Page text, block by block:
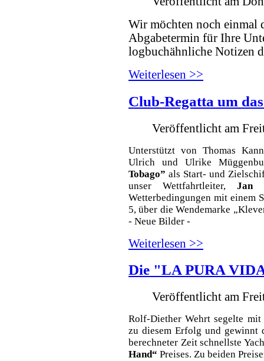
Wir möchten noch einmal
Abgabetermin für Ihre
logbuchähnliche Notizen
Weiterlesen >>
Club-Regatta um
Veröffentlicht am
Unterstützt von Thomas
Ulrich und Ulrike
Tobago” als Start- und
unser Wettfahrtleiter,Jan
Wetterbedingungen mit einem
5, über die Wendemarke
- Neue Bilder -
Weiterlesen >>
Die "LA PURA
Veröffentlicht am
Rolf-Diether Wehrt segelte
zu diesem Erfolg und gewinnt
berechneter Zeit schnellste
Hand“ Preises. Zu beiden